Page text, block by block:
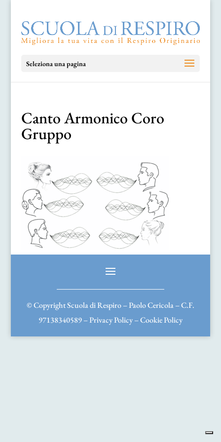
Seleziona una pagina
Canto Armonico Coro
Gruppo
© Copyright Scuola di Respiro – Paolo Cericola – C.F.
97138340589 –Privacy Policy–Cookie Policy